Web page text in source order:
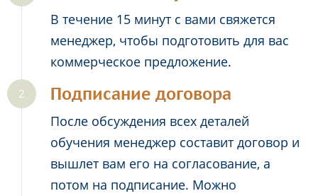
В течение 15 минут с вами свяжется
менеджер, чтобы подготовить для вас
коммерческое предложение.
Подписание договора
После обсуждения всех деталей
обучения менеджер составит договор и
вышлет вам его на согласование, а
потом на подписание. Можно